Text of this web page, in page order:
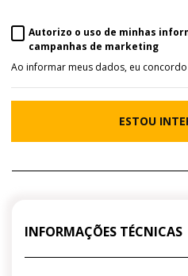
Autorizo o uso de minhas
campanhas de marketing
Ao informar meus dados, eu
ESTOU
INFORMAÇÕES TÉCNICAS